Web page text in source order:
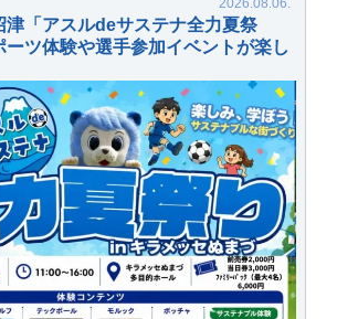
津「アスルdeサステナ全力夏祭
ーツ体験や選手参加イベントが楽し